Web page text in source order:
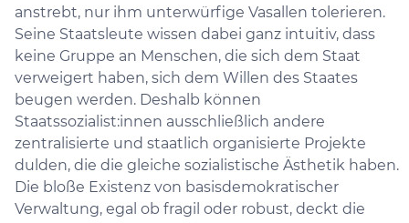
anstrebt, nur ihm unterwürfige Vasallen tolerieren.
Seine Staatsleute wissen dabei ganz intuitiv, dass
keine Gruppe an Menschen, die sich dem Staat
verweigert haben, sich dem Willen des Staates
beugen werden. Deshalb können
Staatssozialist:innen ausschließlich andere
zentralisierte und staatlich organisierte Projekte
dulden, die die gleiche sozialistische Ästhetik haben.
Die bloße Existenz von basisdemokratischer
Verwaltung, egal ob fragil oder robust, deckt die